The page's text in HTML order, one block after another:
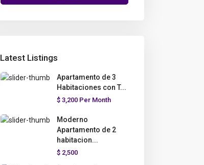
Latest Listings
Apartamento de 3
Habitaciones con T...
$ 3,200 Per Month
Moderno
Apartamento de 2
habitacion...
$ 2,500